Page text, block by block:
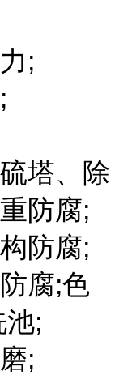
;
塔、除
防腐;
防腐;
腐;色
;
;